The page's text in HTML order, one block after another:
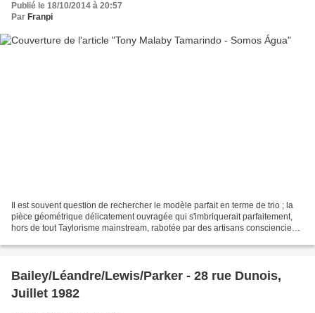
Publié le 18/10/2014 à 20:57
Par Franpi
Il est souvent question de rechercher le modèle parfait en terme de trio ; la
pièce géométrique délicatement ouvragée qui s'imbriquerait parfaitement,
hors de tout Taylorisme mainstream, rabotée par des artisans consciencieux
Bailey/Léandre/Lewis/Parker - 28 rue Dunois,
Juillet 1982